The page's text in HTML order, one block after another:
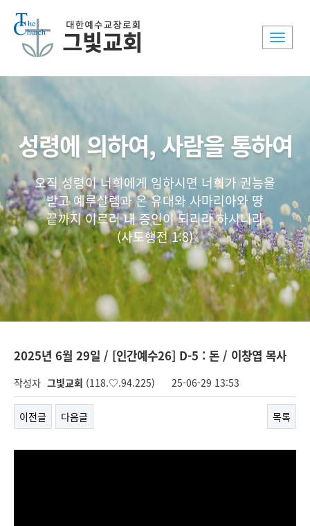
Toggle
성령에 의하여, 사람을 통하여
오직 성령이 너희에게 임하시면 너희가 권능을
받고 예루살렘과 온 유대와 사마리아와 땅
끝까지 이르러 내 증인이 되리라 하시니라
(사도행전 1:8)
2025년 6월 29일 / [인간예수26] D-5 : 돈 / 이창엽 목사
작성자 그빛교회 (118.♡.94.225) 25-06-29 13:53
이전글 다음글 목록